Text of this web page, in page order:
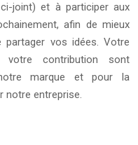
joint) et à participer aux
afin de mieux
vos idées. Votre
votre contribution sont
marque et pour la
notre entreprise.